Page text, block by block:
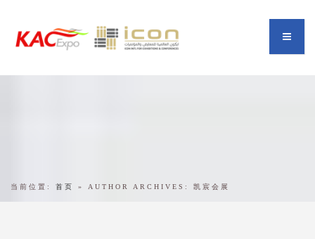
当前位置: 首页 » AUTHOR ARCHIVES: 凯宸会展